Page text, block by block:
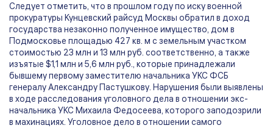
Следует отметить, что в прошлом году по иску военной
прокуратуры Кунцевский райсуд Москвы обратил в доход
государства незаконно полученное имущество, дом в
Подмосковье площадью 427 кв. м с земельным участком
стоимостью 23 млн и 13 млн руб. соответственно, а также
изъятые $1,1 млн и 5,6 млн руб., которые принадлежали
бывшему первому заместителю начальника УКС ФСБ
генералу Александру Пастушкову. Нарушения были выявлены
в ходе расследования уголовного дела в отношении экс-
начальника УКС Михаила Федосеева, которого заподозрили
в махинациях. Уголовное дело в отношении самого